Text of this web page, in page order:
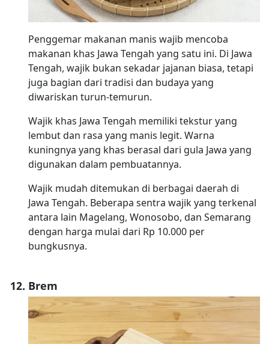
Penggemar makanan manis wajib mencoba
makanan khas Jawa Tengah yang satu ini. Di Jawa
Tengah, wajik bukan sekadar jajanan biasa, tetapi
juga bagian dari tradisi dan budaya yang
diwariskan turun-temurun.
Wajik khas Jawa Tengah memiliki tekstur yang
lembut dan rasa yang manis legit. Warna
kuningnya yang khas berasal dari gula Jawa yang
digunakan dalam pembuatannya.
Wajik mudah ditemukan di berbagai daerah di
Jawa Tengah. Beberapa sentra wajik yang terkenal
antara lain Magelang, Wonosobo, dan Semarang
dengan harga mulai dari Rp 10.000 per
bungkusnya.
Brem